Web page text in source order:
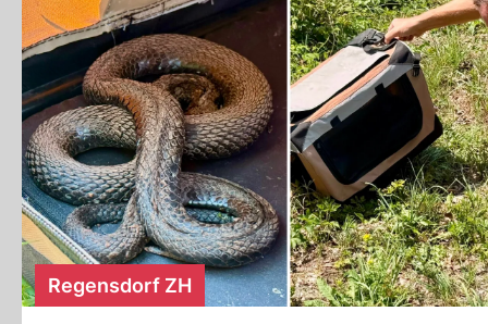
Regensdorf ZH